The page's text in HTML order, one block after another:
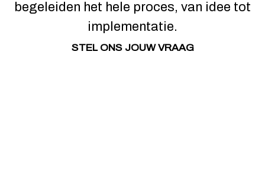
begeleiden het hele proces, van idee tot
implementatie.
STEL ONS JOUW VRAAG